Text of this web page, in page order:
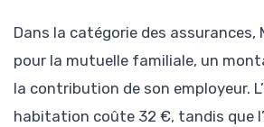
Dans la catégorie des assurances,
pour la mutuelle familiale, un
la contribution de son employeur.
habitation coûte 32 €, tandis que